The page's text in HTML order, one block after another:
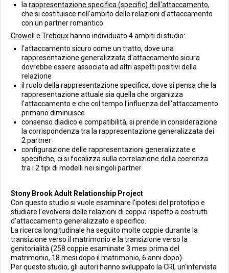
la rappresentazione specifica (specific) dell'attaccamento,
che si costituisce nell'ambito delle relazioni d'attaccamento
con un partner romantico
Crowell
e Treboux hanno individuato 4 ambiti di studio:
l'attaccamento sicuro come un tratto, dove una
rappresentazione generalizzata d'attaccamento sicura
dovrebbe essere associata ad altri aspetti positivi della
relazione
il ruolo della rappresentazione specifica, dove si pensa che la
rappresentazione attuale sia quella che organizza
l'attaccamento e che col tempo l'influenza dell'attaccamento
primario diminuisce
consenso diadico e compatibilità, si prende in considerazione
la corrispondenza tra la rappresentazione generalizzata dei
2 partner
configurazione delle rappresentazioni generalizzate e
specifiche, ci si focalizza sulla correlazione della coerenza
tra i 2 tipi di modelli nei singoli partner
Stony Brook Adult Relationship Project
Con questo studio si vuole esaminare l'ipotesi del prototipo e
studiare l'evolversi delle relazioni di coppia rispetto a costrutti
d'attaccamento generalizzato e specifico.
La ricerca longitudinale ha seguito molte coppie durante la
transizione verso il matrimonio e la transizione verso la
genitorialità (258 coppie esaminate 3 mesi prima del
matrimonio, 18 mesi dopo il matrimonio, 6 anni dopo).
Per questo studio, gli autori hanno sviluppato la CRI, un'intervista